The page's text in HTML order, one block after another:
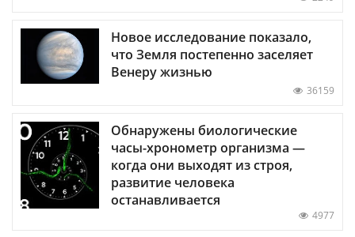
Новое исследование показало,
что Земля постепенно заселяет
Венеру жизнью
36159
Обнаружены биологические
часы-хронометр организма —
когда они выходят из строя,
развитие человека
останавливается
4977